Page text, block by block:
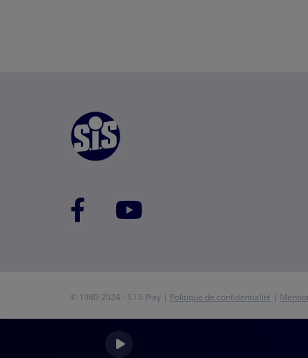
© 1980-2024 - S.I.S Play | Politique de confidentialité |